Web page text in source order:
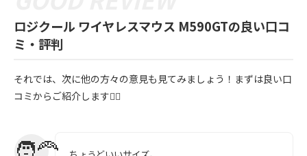
ロジクール ワイヤレスマウス M590GTの良い口コ
ミ・評判
それでは、次に他の方々の意見も見てみましょう！まずは良い口
コミからご紹介します💁‍♀️